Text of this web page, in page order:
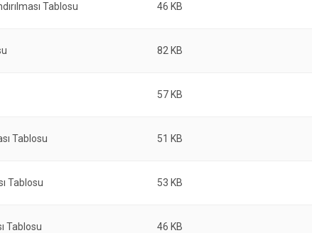
Tablosu 46 KB
82 KB
57 KB
Tablosu 51 KB
Tablosu 53 KB
Tablosu 46 KB